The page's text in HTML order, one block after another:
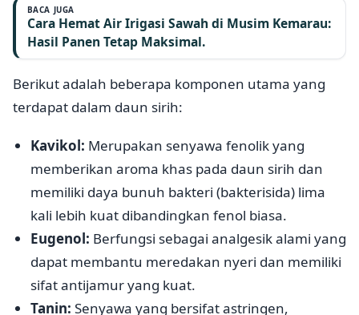
BACA JUGA
Cara Hemat Air Irigasi Sawah di Musim Kemarau:
Hasil Panen Tetap Maksimal.
Berikut adalah beberapa komponen utama yang
terdapat dalam daun sirih:
Kavikol: Merupakan senyawa fenolik yang
memberikan aroma khas pada daun sirih dan
memiliki daya bunuh bakteri (bakterisida) lima
kali lebih kuat dibandingkan fenol biasa.
Eugenol: Berfungsi sebagai analgesik alami yang
dapat membantu meredakan nyeri dan memiliki
sifat antijamur yang kuat.
Tanin: Senyawa yang bersifat astringen,